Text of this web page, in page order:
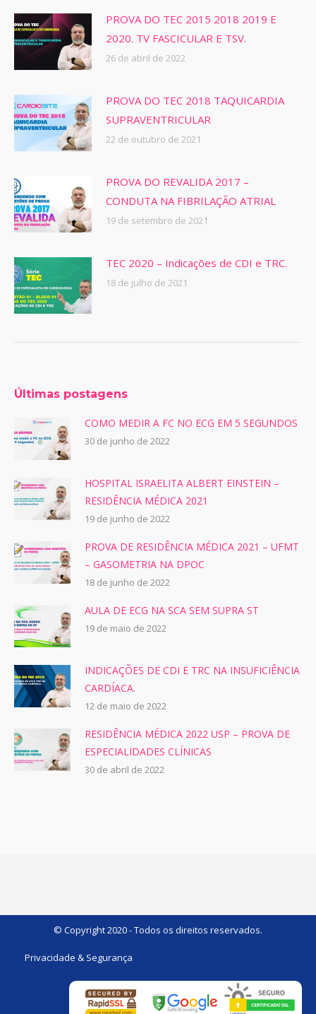
PROVA DO TEC 2015 2018 2019 E
2020. TV FASCICULAR E TSV.
26 de abril de 2022
PROVA DO TEC 2018 TAQUICARDIA
SUPRAVENTRICULAR
22 de outubro de 2021
PROVA DO REVALIDA 2017 –
CONDUTA NA FIBRILAÇÃO ATRIAL
19 de setembro de 2021
TEC 2020 – Indicações de CDI e TRC.
18 de julho de 2021
Últimas postagens
COMO MEDIR A FC NO ECG EM 5 SEGUNDOS
30 de junho de 2022
HOSPITAL ISRAELITA ALBERT EINSTEIN –
RESIDÊNCIA MÉDICA 2021
19 de junho de 2022
PROVA DE RESIDÊNCIA MÉDICA 2021 – UFMT
– GASOMETRIA NA DPOC
18 de junho de 2022
AULA DE ECG NA SCA SEM SUPRA ST
19 de maio de 2022
INDICAÇÕES DE CDI E TRC NA INSUFICIÊNCIA
CARDÍACA.
12 de maio de 2022
RESIDÊNCIA MÉDICA 2022 USP – PROVA DE
ESPECIALIDADES CLÍNICAS
30 de abril de 2022
© Copyright 2020 - Todos os direitos reservados.
Privacidade & Segurança